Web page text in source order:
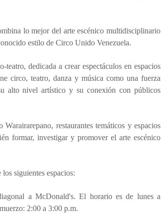
lo mejor del arte escénico multidisciplinario
estilo de Circo Unido Venezuela.
dedicada a crear espectáculos en espacios
circo, teatro, danza y música como una fuerza
alto nivel artístico y su conexión con públicos
restaurantes temáticos y espacios
formar, investigar y promover el arte escénico
siguientes espacios:
a McDonald's. El horario es de lunes a
2:00 a 3:00 p.m.